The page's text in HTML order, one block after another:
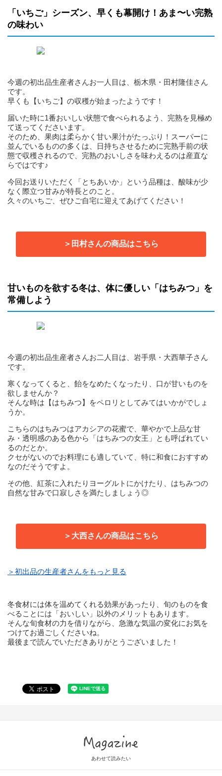
「いちご」シーズン、早くも幕開け！あま〜い完熟
の味わい
今週の初出品生産者さんお一人目は、栃木県・田村隆佳さん
です。
早くも【いちご】の収穫が始まったようです！
届いた時に1番おいしい状態で食べられるよう、完熟を見極め
て送ってくださいます。
そのため、果肉は柔らかく甘い果汁がたっぷり！スーパーに
並んでいるものの多くは、日持ちさせるために完熟手前の状
態で収穫されるので、完熟のおいしさを味わえるのは産直な
らではです♪
今回お送りいただく「とちあいか」という品種は、酸味が少
なく際立つ甘みが特長とのこと。
久々のいちご、ぜひご自宅に迎えてあげてください！
＞田村さんの商品はこちら
甘いものを欲する冬は、体に優しい「はちみつ」を
常備しよう
今週の初出品生産者さんお二人目は、岩手県・大西華子さん
です。
寒くなってくると、飴をなめたくなったり、口が甘いものを
欲しませんか？
そんな時は【はちみつ】をペロリとしてみてはいかがでしょ
うか。
こちらのはちみつはアカシアの花蜜で、華やかで上品な甘
み・透明感のある色から「はちみつの女王」とも呼ばれてい
るのだとか。
クセがないのでお料理にも適していて、特に和食におすすめ
なのだそうですよ。
その他、紅茶に入れたりヨーグルトにかけたり、はちみつの
自然な甘みで口寂しさを満たしましょう◎
＞大西さんの商品はこちら
＞初出品の生産者さんをもっと見る
冬食材には体を温めてくれる効果があったり、旬のものを食
べることには「おいしい」以外のメリットもあります。
そんな旬食材の力を借りながら、急激な気温の変化にお気を
つけてお過ごしくださいね。
最後まで読んでいただきありがとうございました！
あわせて読みたい